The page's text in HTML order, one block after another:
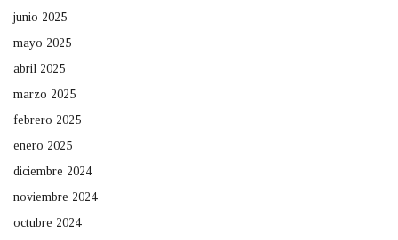
junio 2025
mayo 2025
abril 2025
marzo 2025
febrero 2025
enero 2025
diciembre 2024
noviembre 2024
octubre 2024